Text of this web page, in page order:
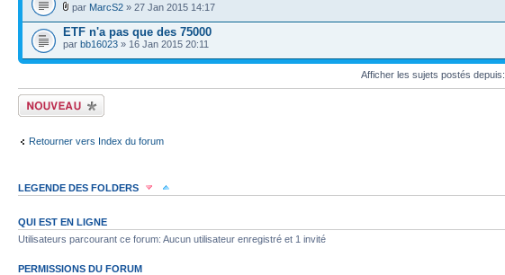
par MarcS2 » 27 Jan 2015 14:17
ETF n'a pas que des 75000
par bb16023 » 16 Jan 2015 20:11
Afficher les sujets postés depuis:
Écrire un nouveau
sujet
Retourner vers Index du forum
LEGENDE DES FOLDERS
QUI EST EN LIGNE
Utilisateurs parcourant ce forum: Aucun utilisateur enregistré et 1 invité
PERMISSIONS DU FORUM